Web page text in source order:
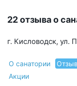
22 отзыва о
г. Кисловодск, ул.
О санатории
Акции